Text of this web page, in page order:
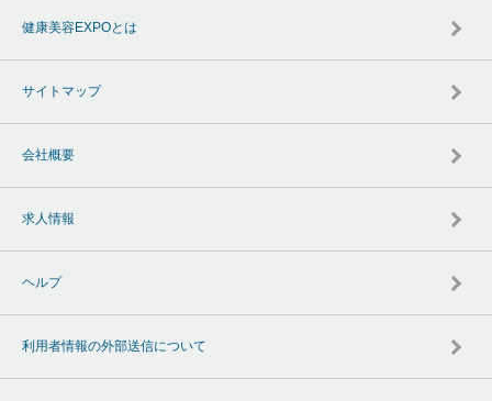
健康美容EXPOとは
サイトマップ
会社概要
求人情報
ヘルプ
利用者情報の外部送信について